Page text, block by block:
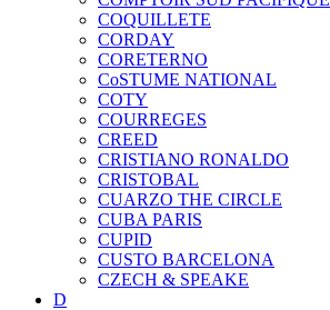
COQUILLETE
CORDAY
CORETERNO
CoSTUME NATIONAL
COTY
COURREGES
CREED
CRISTIANO RONALDO
CRISTOBAL
CUARZO THE CIRCLE
CUBA PARIS
CUPID
CUSTO BARCELONA
CZECH & SPEAKE
D